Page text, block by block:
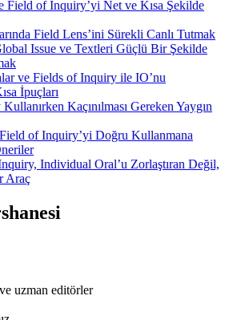
Field of Inquiry’yi Net ve Kısa Şekilde
Field Lens’ini Sürekli Canlı Tutmak
Issue ve Textleri Güçlü Bir Şekilde
ve Fields of Inquiry ile IO’nu
İpuçları
Kaçınılması Gereken Yaygın
Field of Inquiry’yi Doğru Kullanmana
Individual Oral’u Zorlaştıran Değil,
Araç
uzman editörler